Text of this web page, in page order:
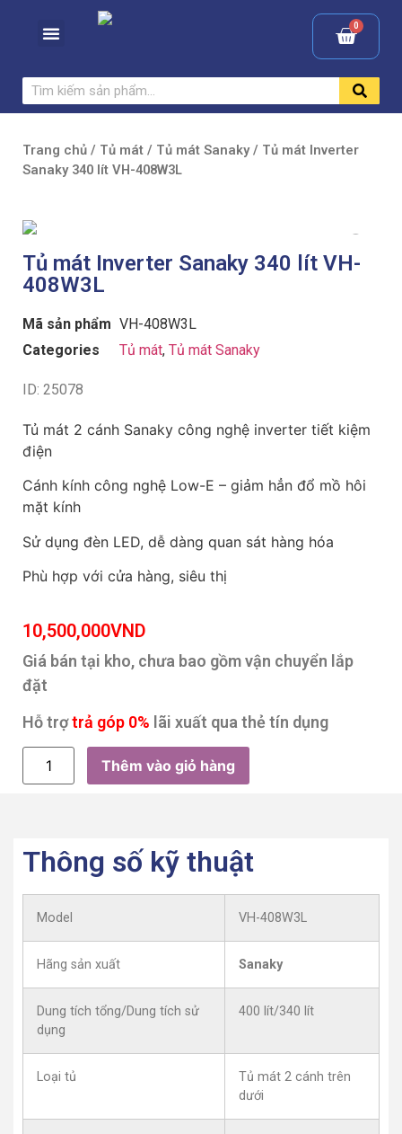
Trang chủ / Tủ mát / Tủ mát Sanaky/ Tủ mát Inverter
Sanaky 340 lít VH-408W3L
Tủ mát Inverter Sanaky 340 lít VH-
408W3L
Mã sản phẩm VH-408W3L
Categories
Tủ mát, Tủ mát Sanaky
ID: 25078
Tủ mát 2 cánh Sanaky công nghệ inverter tiết kiệm
điện
Cánh kính công nghệ Low-E – giảm hẳn đổ mồ hôi
mặt kính
Sử dụng đèn LED, dễ dàng quan sát hàng hóa
Phù hợp với cửa hàng, siêu thị
10,500,000VND
Giá bán tại kho, chưa bao gồm vận chuyển lắp
đặt
Hỗ trợtrả góp 0% lãi xuất qua thẻ tín dụng
Thêm vào giỏ hàng
Thông số kỹ thuật
Model VH-408W3L
Hãng sản xuất Sanaky
Dung tích tổng/Dung tích sử
dụng
400 lít/340 lít
Loại tủ
Tủ mát 2 cánh trên
dưới